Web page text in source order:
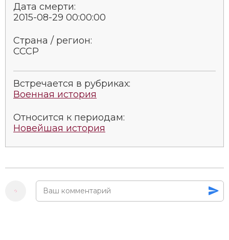
Дата смерти:
2015-08-29 00:00:00
Страна / регион:
СССР
Встречается в рубриках:
Военная история
Относится к периодам:
Новейшая история